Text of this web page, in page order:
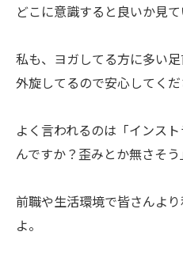
どこに意識すると良いか見て
私も、ヨガしてる方に多い
外旋してるので安心してくだ
よく言われるのは「インス
んですか？歪みとか無さそう
前職や生活環境で皆さんよ
よ。